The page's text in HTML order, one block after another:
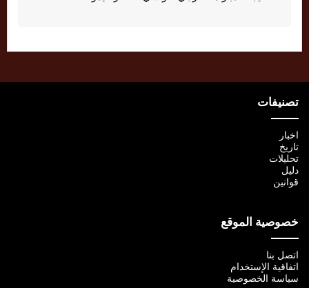
تصنيفات
اخبار
تاريخ
تحليلات
دليل
قوانين
خصوصية الموقع
اتصل بنا
اتفاقية الإستخدام
سياسة الخصوصية